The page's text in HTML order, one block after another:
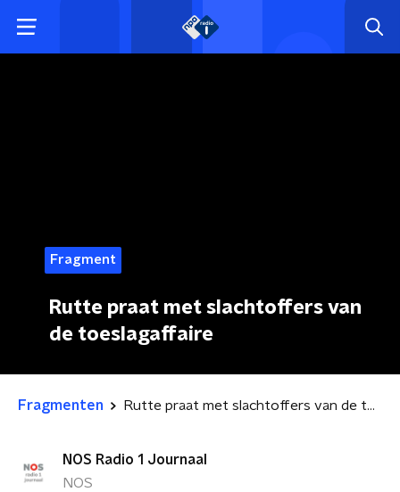
Fragment
Rutte praat met slachtoffers van
de toeslagaffaire
Fragmenten Rutte praat met slachtoffers van de toeslagaffaire
NOS Radio 1 Journaal
NOS